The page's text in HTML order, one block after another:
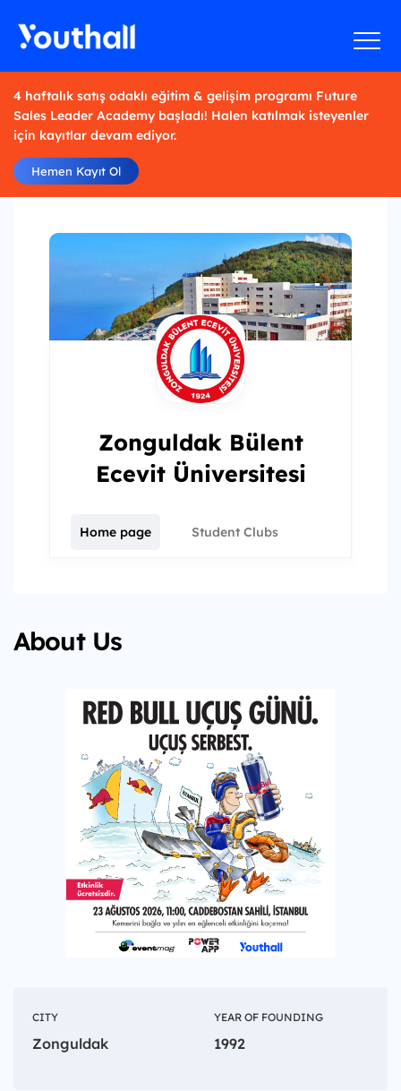
4 haftalık satış odaklı eğitim & gelişim programı Future
Sales Leader Academy başladı! Halen katılmak isteyenler
için kayıtlar devam ediyor.
Hemen Kayıt Ol
Zonguldak Bülent
Ecevit Üniversitesi
Home page Student Clubs
About Us
CITY
Zonguldak
YEAR OF FOUNDING
1992